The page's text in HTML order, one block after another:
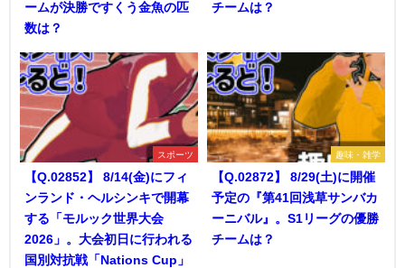
ームが決勝ですくう金魚の匹
数は？
チームは？
スポーツ
【Q.02852】 8/14(金)にフィ
ンランド・ヘルシンキで開幕
する「モルック世界大会
2026」。大会初日に行われる
国別対抗戦「Nations Cup」
趣味・雑学
【Q.02872】 8/29(土)に開催
予定の『第41回浅草サンバカ
ーニバル』。S1リーグの優勝
チームは？